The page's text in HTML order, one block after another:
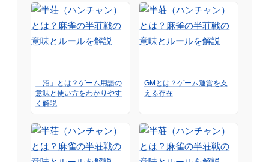
「沼」とは？ゲーム用語の
意味と使い方をわかりやす
く解説
GMとは？ゲーム運営を支
える存在